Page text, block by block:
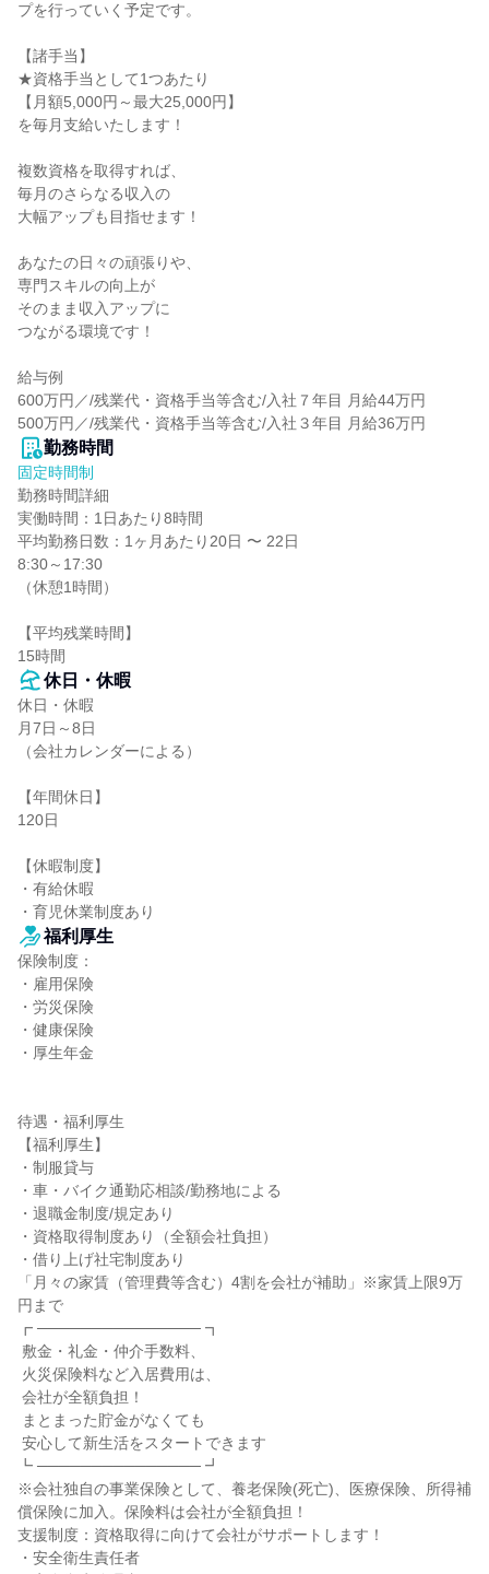
プを行っていく予定です。
【諸手当】
★資格手当として1つあたり
【月額5,000円～最大25,000円】
を毎月支給いたします！
複数資格を取得すれば、
毎月のさらなる収入の
大幅アップも目指せます！
あなたの日々の頑張りや、
専門スキルの向上が
そのまま収入アップに
つながる環境です！
給与例
600万円／/残業代・資格手当等含む/入社７年目 月給44万円
500万円／/残業代・資格手当等含む/入社３年目 月給36万円
勤務時間
固定時間制
勤務時間詳細
実働時間：1日あたり8時間
平均勤務日数：1ヶ月あたり20日 〜 22日
8:30～17:30
（休憩1時間）
【平均残業時間】
15時間
休日・休暇
休日・休暇
月7日～8日
（会社カレンダーによる）
【年間休日】
120日
【休暇制度】
・有給休暇
・育児休業制度あり
福利厚生
保険制度：
・雇用保険
・労災保険
・健康保険
・厚生年金
待遇・福利厚生
【福利厚生】
・制服貸与
・車・バイク通勤応相談/勤務地による
・退職金制度/規定あり
・資格取得制度あり（全額会社負担）
・借り上げ社宅制度あり
「月々の家賃（管理費等含む）4割を会社が補助」※家賃上限9万
円まで
┏ ─────────────── ┓
┗ ─────────────── ┛
※会社独自の事業保険として、養老保険(死亡)、医療保険、所得補
償保険に加入。保険料は会社が全額負担！
支援制度：資格取得に向けて会社がサポートします！
・安全衛生責任者